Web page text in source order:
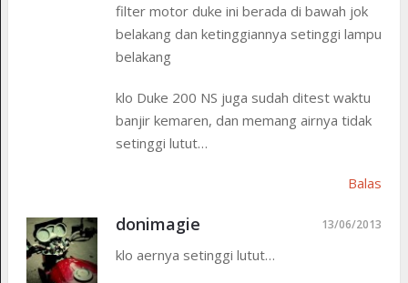
filter motor duke ini berada di bawah jok
belakang dan ketinggiannya setinggi lampu
belakang
klo Duke 200 NS juga sudah ditest waktu
banjir kemaren, dan memang airnya tidak
setinggi lutut…
Balas
donimagie 13/06/2013
klo aernya setinggi lutut…